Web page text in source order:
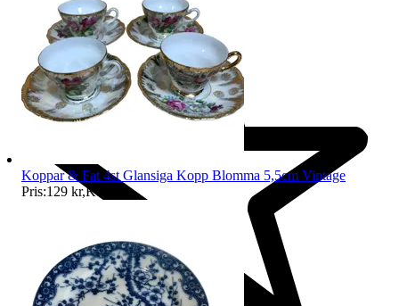
Koppar & Fat 4st Glansiga Kopp Blomma 5,5cm Vintage
Pris:129 kr,Köp nu .